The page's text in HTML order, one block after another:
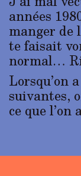
années
manger de
te faisait
normal…
Lorsqu’on
suivantes,
ce que